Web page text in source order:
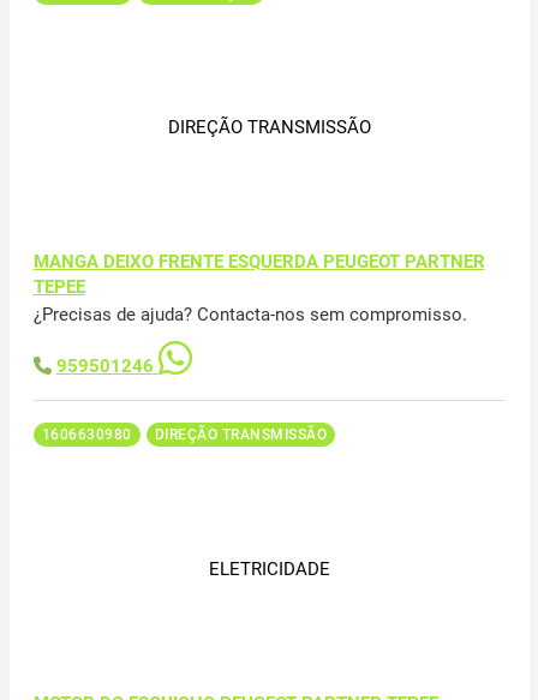
DIREÇÃO TRANSMISSÃO
MANGA DEIXO FRENTE ESQUERDA PEUGEOT PARTNER
TEPEE
¿Precisas de ajuda? Contacta-nos sem compromisso.
959501246
1606630980 DIREÇÃO TRANSMISSÃO
ELETRICIDADE